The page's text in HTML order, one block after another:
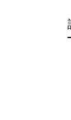
スター